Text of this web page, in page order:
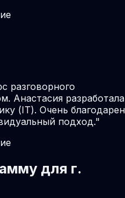
разговорного
Анастасия разработала
(IT). Очень благодарен
подход."
для г.